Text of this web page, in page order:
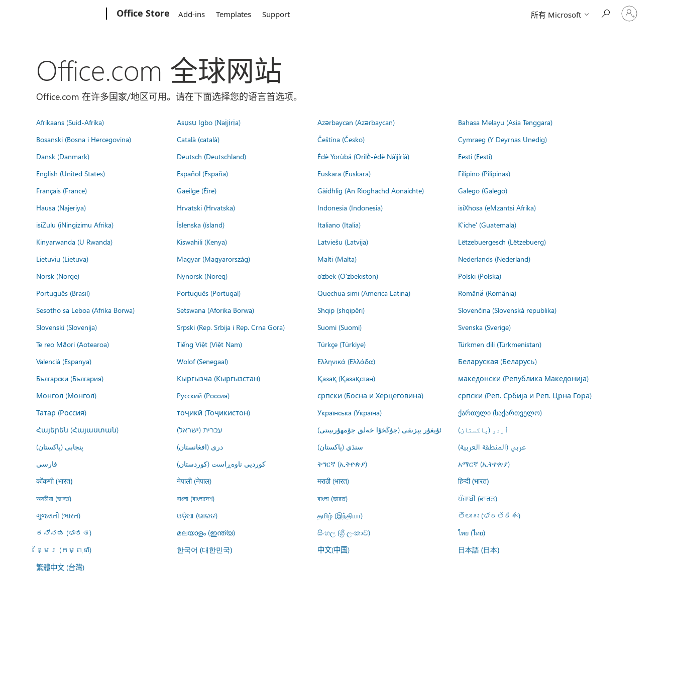
Office Store Add-ins Templates Support 所有 Microsoft
请
登
Office.com 全球网站
Office.com 在许多国家/地区可用。请在下面选择您的语言首选项。
Afrikaans (Suid-Afrika) Asụsụ Igbo (Naịjịrịa) Azərbaycan (Azərbaycan)
Bahasa Melayu (Asia Tenggara)
Bosanski (Bosna i Hercegovina)
Català (català) Čeština (Česko)
Cymraeg (Y Deyrnas Unedig)
Dansk (Danmark)
Deutsch (Deutschland) Èdè Yorùbá (Orilẹ̀-èdè Nàìjíríà)
Eesti (Eesti)
English (United States)
Español (España) Euskara (Euskara)
Filipino (Pilipinas)
Français (France)
Gaeilge (Éire) Gàidhlig (An Rìoghachd Aonaichte)
Galego (Galego)
Hausa (Najeriya)
Hrvatski (Hrvatska) Indonesia (Indonesia)
isiXhosa (eMzantsi Afrika)
isiZulu (iNingizimu Afrika)
Íslenska (ísland) Italiano (Italia)
K'iche' (Guatemala)
Kinyarwanda (U Rwanda)
Kiswahili (Kenya) Latviešu (Latvija)
Lëtzebuergesch (Lëtzebuerg)
Lietuvių (Lietuva)
Magyar (Magyarország) Malti (Malta)
Nederlands (Nederland)
Norsk (Norge)
Nynorsk (Noreg) o'zbek (O'zbekiston)
Polski (Polska)
Português (Brasil)
Português (Portugal) Quechua simi (America Latina)
Română (România)
Sesotho sa Leboa (Afrika Borwa)
Setswana (Aforika Borwa) Shqip (shqipëri)
Slovenčina (Slovenská republika)
Slovenski (Slovenija)
Srpski (Rep. Srbija i Rep. Crna Gora) Suomi (Suomi)
Svenska (Sverige)
Te reo Māori (Aotearoa)
Tiếng Việt (Việt Nam) Türkçe (Türkiye)
Türkmen dili (Türkmenistan)
Valencià (Espanya)
Wolof (Senegaal) Ελληνικά (Ελλάδα)
Беларуская (Беларусь)
Български (България)
Кыргызча (Кыргызстан) Қазақ (Қазақстан)
македонски (Република Македонија)
Монгол (Монгол)
Русский (Россия) српски (Босна и Херцеговина)
српски (Реп. Србија и Реп. Црна Гора)
Татар (Россия)
тоҷикӣ (Тоҷикистон) Українська (Україна)
ქართული (საქართველო)
Հայերեն (Հայաստան)
עברית (ישראל) ئۇيغۇر يېزىقى (جۇڭخۇا خەلق جۇمھۇرىيىتى)
اُردو (پاکستان)
پنجابی (پاکستان)
درى (افغانستان) سنڌي (پاکستان)
عربي (المنطقة العربية)
فارسى
کوردیی ناوەڕاست (کوردستان) ትግርኛ (ኢትዮጵያ) አማርኛ (ኢትዮጵያ)
कोंकणी (भारत) नेपाली (नेपाल) मराठी (भारत) हिन्दी (भारत)
অসমীয়া (ভাৰত) বাংলা (বাংলাদেশ) বাংলা (ভারত)
ਪੰਜਾਬੀ (ਭਾਰਤ)
ગુજરાતી (ભારત)
ଓଡ଼ିଆ (ଭାରତ) தமிழ் (இந்தியா)
తెలుగు (భారతదేశం)
ಕನ್ನಡ (ಭಾರತ)
മലയാളം (ഇന്ത്യ) සිංහල (ශ්‍රී ලංකාව)
ไทย (ไทย)
ខ្មែរ (កម្ពុជា)
한국어 (대한민국) 中文(中国) 日本語 (日本)
繁體中文 (台灣)